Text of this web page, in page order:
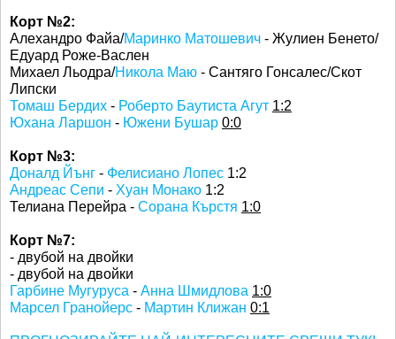
Корт №2:
Алехандро Файа/Маринко Матошевич - Жулиен Бенето/
Едуард Роже-Васлен
Михаел Льодра/Никола Маю - Сантяго Гонсалес/Скот
Липски
Томаш Бердих - Роберто Баутиста Агут 1:2
Юхана Ларшон - Южени Бушар 0:0
Корт №3:
Доналд Йънг - Фелисиано Лопес 1:2
Андреас Сепи - Хуан Монако 1:2
Телиана Перейра - Сорана Кърстя 1:0
Корт №7:
- двубой на двойки
- двубой на двойки
Гарбине Мугуруса - Анна Шмидлова 1:0
Марсел Гранойерс - Мартин Клижан 0:1